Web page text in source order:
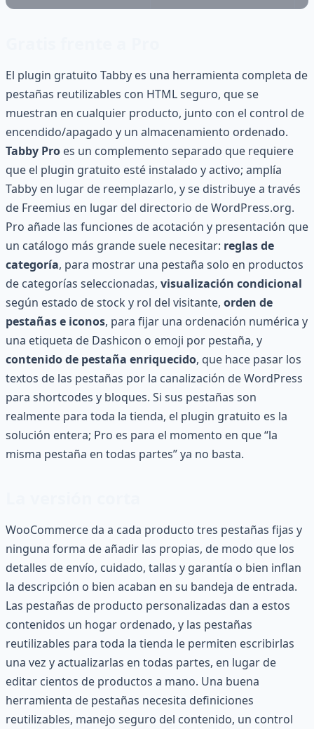
El plugin gratuito Tabby es una herramienta completa de
pestañas reutilizables con HTML seguro, que se
muestran en cualquier producto, junto con el control de
encendido/apagado y un almacenamiento ordenado.
Tabby Pro es un complemento separado que requiere
que el plugin gratuito esté instalado y activo; amplía
Tabby en lugar de reemplazarlo, y se distribuye a través
de Freemius en lugar del directorio de WordPress.org.
Pro añade las funciones de acotación y presentación que
un catálogo más grande suele necesitar: reglas de
categoría, para mostrar una pestaña solo en productos
de categorías seleccionadas, visualización condicional
según estado de stock y rol del visitante, orden de
pestañas e iconos, para fijar una ordenación numérica y
una etiqueta de Dashicon o emoji por pestaña, y
contenido de pestaña enriquecido, que hace pasar los
textos de las pestañas por la canalización de WordPress
para shortcodes y bloques. Si sus pestañas son
realmente para toda la tienda, el plugin gratuito es la
solución entera; Pro es para el momento en que “la
misma pestaña en todas partes” ya no basta.
WooCommerce da a cada producto tres pestañas fijas y
ninguna forma de añadir las propias, de modo que los
detalles de envío, cuidado, tallas y garantía o bien inflan
la descripción o bien acaban en su bandeja de entrada.
Las pestañas de producto personalizadas dan a estos
contenidos un hogar ordenado, y las pestañas
reutilizables para toda la tienda le permiten escribirlas
una vez y actualizarlas en todas partes, en lugar de
editar cientos de productos a mano. Una buena
herramienta de pestañas necesita definiciones
reutilizables, manejo seguro del contenido, un control